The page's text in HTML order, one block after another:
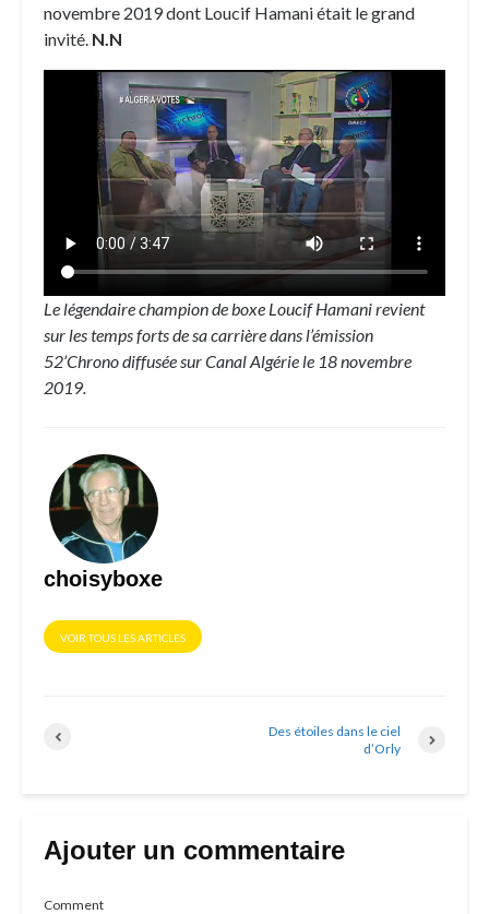
novembre 2019 dont Loucif Hamani était le grand
invité. N.N
Le légendaire champion de boxe Loucif Hamani revient
sur les temps forts de sa carrière dans l’émission
52’Chrono diffusée sur Canal Algérie le 18 novembre
2019.
choisyboxe
VOIR TOUS LES ARTICLES
Des étoiles dans le ciel
d’Orly
Ajouter un commentaire
Comment